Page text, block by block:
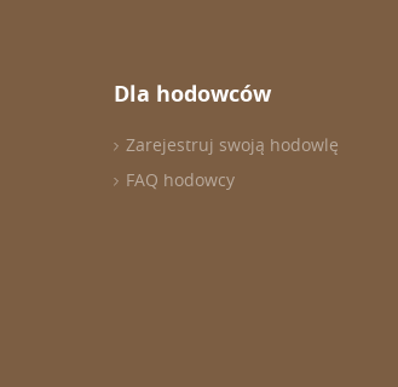
Dla hodowców
Zarejestruj swoją hodowlę
FAQ hodowcy